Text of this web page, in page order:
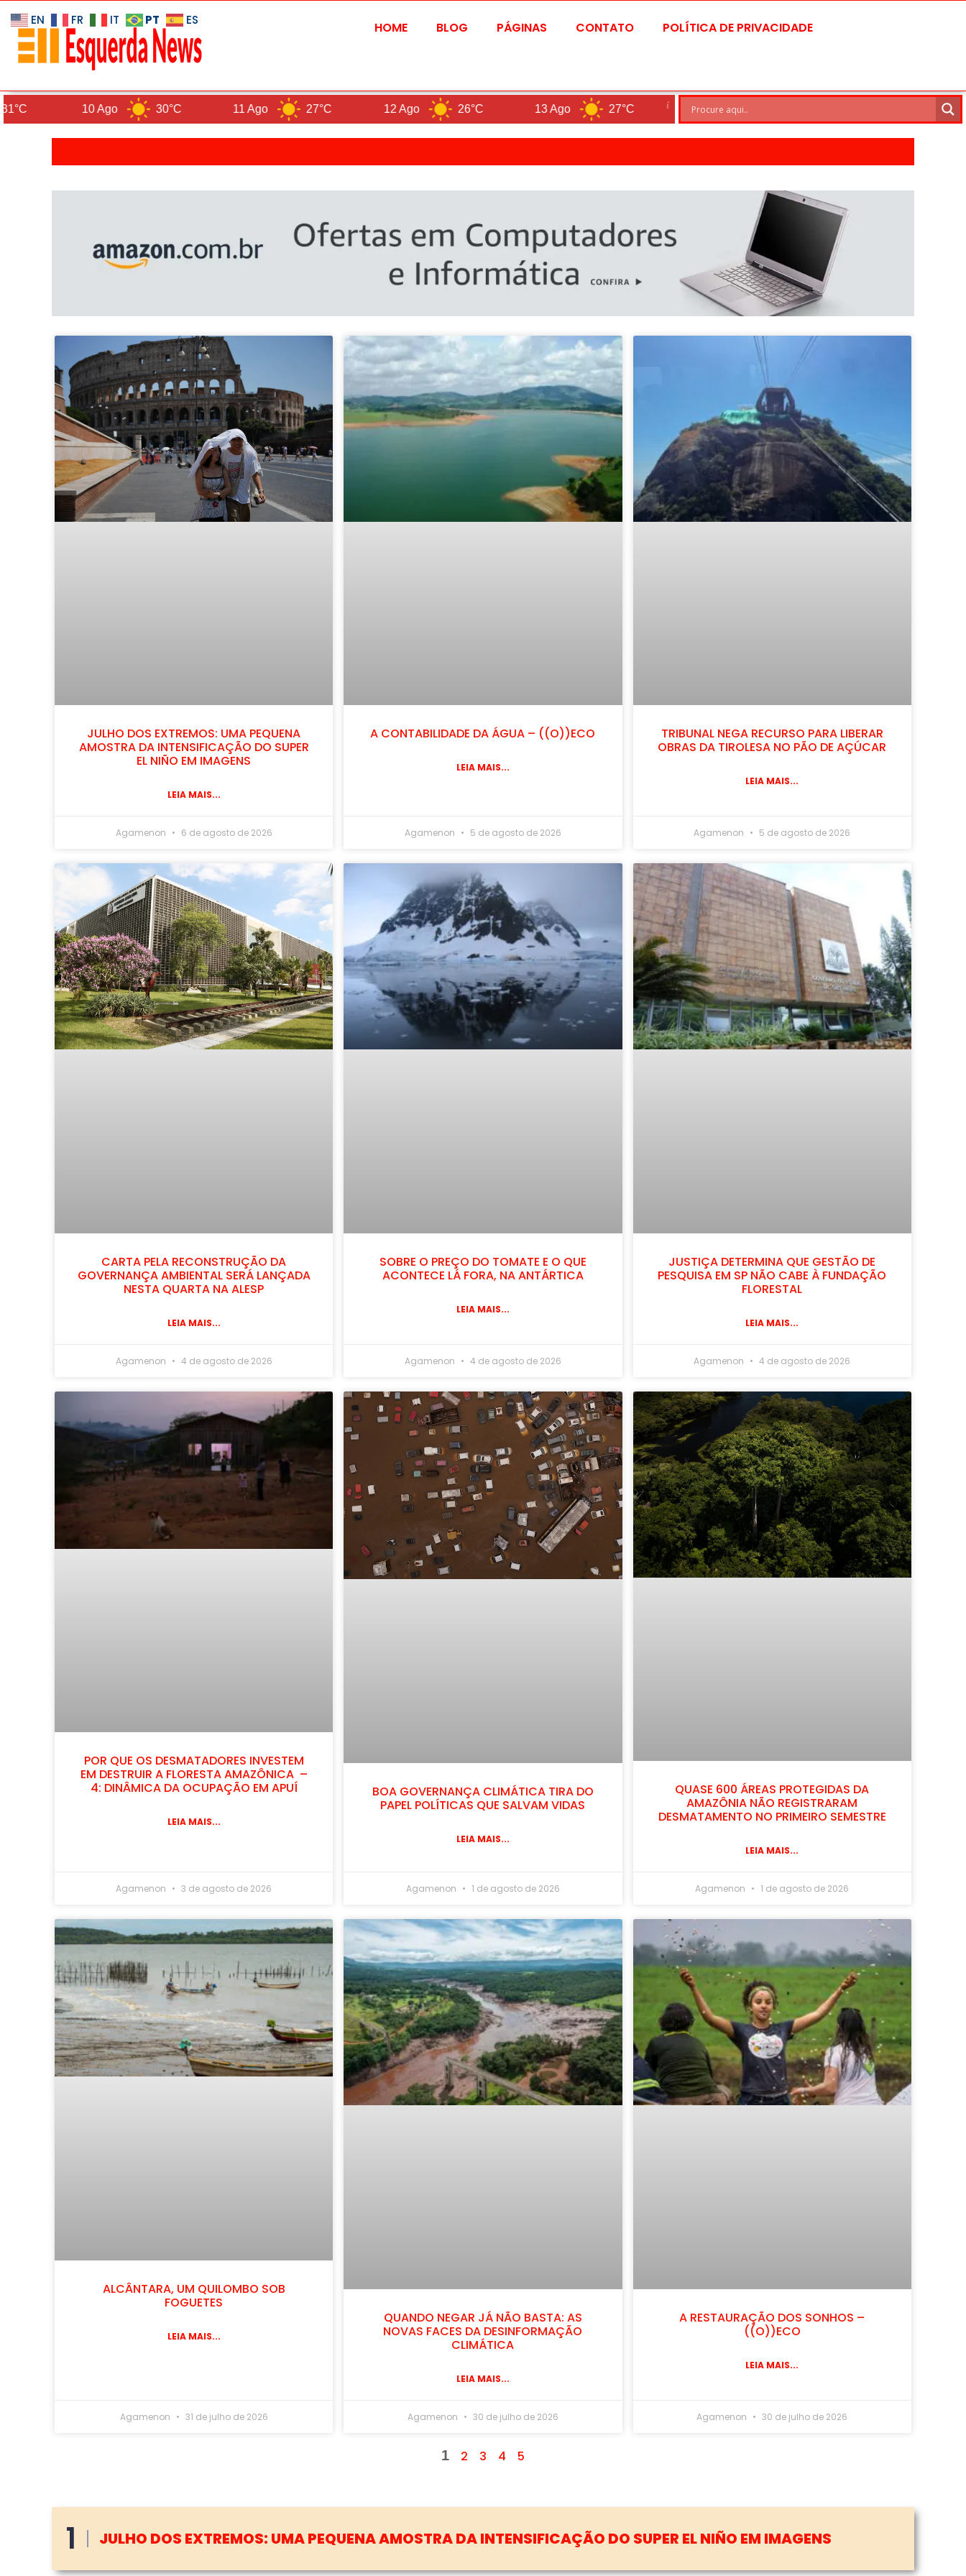
HOME BLOG PÁGINAS CONTATO POLÍTICA DE PRIVACIDADE
10 Ago 30°C 11 Ago 27°C 12 Ago 26°C 13 Ago 27°C Brasilia 8 Ago
JULHO DOS EXTREMOS: UMA PEQUENA
AMOSTRA DA INTENSIFICAÇÃO DO SUPER
EL NIÑO EM IMAGENS
LEIA MAIS...
Agamenon 6 de agosto de 2026
A CONTABILIDADE DA ÁGUA – ((O))ECO
LEIA MAIS...
Agamenon 5 de agosto de 2026
TRIBUNAL NEGA RECURSO PARA LIBERAR
OBRAS DA TIROLESA NO PÃO DE AÇÚCAR
LEIA MAIS...
Agamenon 5 de agosto de 2026
CARTA PELA RECONSTRUÇÃO DA
GOVERNANÇA AMBIENTAL SERÁ LANÇADA
NESTA QUARTA NA ALESP
LEIA MAIS...
Agamenon 4 de agosto de 2026
SOBRE O PREÇO DO TOMATE E O QUE
ACONTECE LÁ FORA, NA ANTÁRTICA
LEIA MAIS...
Agamenon 4 de agosto de 2026
JUSTIÇA DETERMINA QUE GESTÃO DE
PESQUISA EM SP NÃO CABE À FUNDAÇÃO
FLORESTAL
LEIA MAIS...
Agamenon 4 de agosto de 2026
POR QUE OS DESMATADORES INVESTEM
EM DESTRUIR A FLORESTA AMAZÔNICA –
4: DINÂMICA DA OCUPAÇÃO EM APUÍ
LEIA MAIS...
Agamenon 3 de agosto de 2026
BOA GOVERNANÇA CLIMÁTICA TIRA DO
PAPEL POLÍTICAS QUE SALVAM VIDAS
LEIA MAIS...
Agamenon 1 de agosto de 2026
QUASE 600 ÁREAS PROTEGIDAS DA
AMAZÔNIA NÃO REGISTRARAM
DESMATAMENTO NO PRIMEIRO SEMESTRE
LEIA MAIS...
Agamenon 1 de agosto de 2026
ALCÂNTARA, UM QUILOMBO SOB
FOGUETES
LEIA MAIS...
Agamenon 31 de julho de 2026
QUANDO NEGAR JÁ NÃO BASTA: AS
NOVAS FACES DA DESINFORMAÇÃO
CLIMÁTICA
LEIA MAIS...
Agamenon 30 de julho de 2026
A RESTAURAÇÃO DOS SONHOS –
((O))ECO
LEIA MAIS...
Agamenon 30 de julho de 2026
1 2 3 4 5
2 A CONTABILIDADE DA ÁGUA – ((O))ECO
EN FR IT PT ES